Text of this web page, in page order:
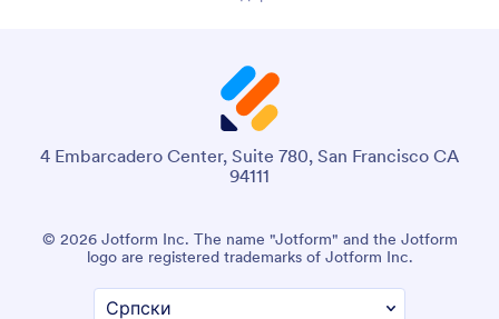
4 Embarcadero Center, Suite 780, San Francisco CA
94111
© 2026 Jotform Inc. The name "Jotform" and the Jotform
logo are registered trademarks of Jotform Inc.